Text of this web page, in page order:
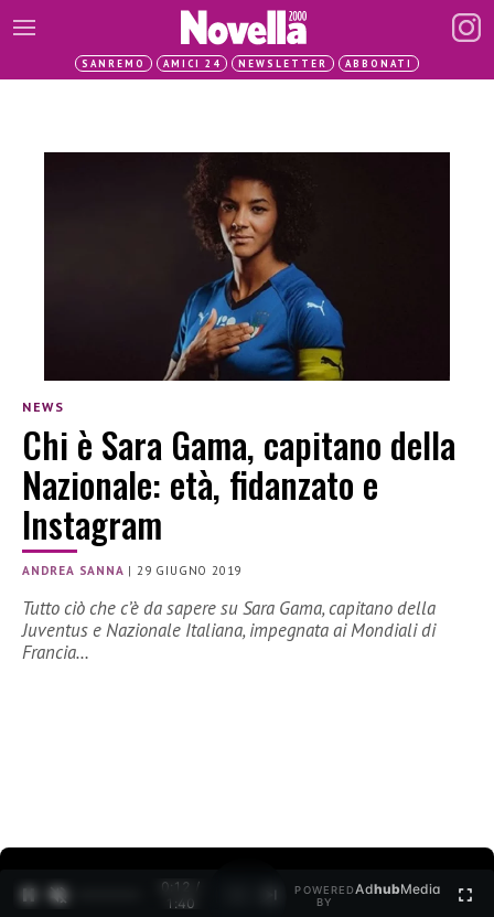
SANREMO AMICI 24 NEWSLETTER ABBONATI
NEWS
Chi è Sara Gama, capitano della
Nazionale: età, fidanzato e
Instagram
ANDREA SANNA |29 GIUGNO 2019
Tutto ciò che c’è da sapere su Sara Gama, capitano della
Juventus e Nazionale Italiana, impegnata ai Mondiali di
Francia…
0:13 /
1:40
POWERED
BY
AdhubMedia